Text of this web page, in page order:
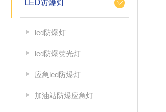
LED防爆灯
led防爆灯
led防爆荧光灯
应急led防爆灯
加油站防爆应急灯